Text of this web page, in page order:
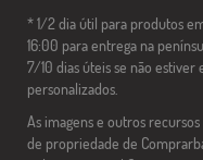
* 1/2 dia útil para produtos
16:00 para entrega na
7/10 dias úteis se não
personalizados.
As imagens e outros
de propriedade de